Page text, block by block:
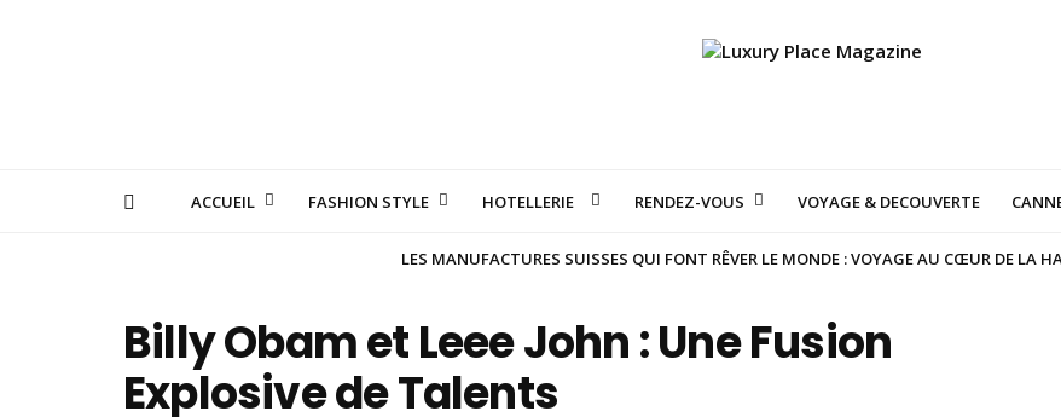
ACCUEIL FASHION STYLE HOTELLERIE RENDEZ-VOUS VOYAGE & DECOUVERTE
LES MANUFACTURES SUISSES QUI FONT RÊVER LE MONDE : VOYAGE AU CŒUR DE LA
Billy Obam et Leee John : Une Fusion
Explosive de Talents